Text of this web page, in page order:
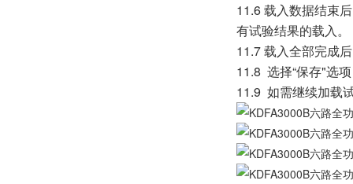
11.6 载入数据结束
有试验结果的载入。
11.7 载入全部完成
11.8 选择“保存"选
11.9 如需继续加载